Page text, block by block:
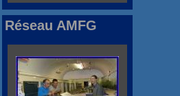
Réseau AMFG